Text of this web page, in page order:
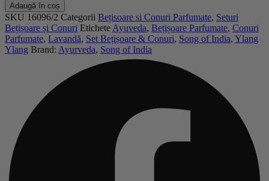
Adaugă în coș
SKU 16096/2 Categorii Bețisoare si Conuri Parfumate, Seturi
Bețișoare și Conuri EticheteAyuveda, Bețișoare Parfumate, Conuri
Parfumate, Lavandă, Set Bețișoare & Conuri, Song of India, Ylang
Ylang Brand: Ayurveda, Song of India